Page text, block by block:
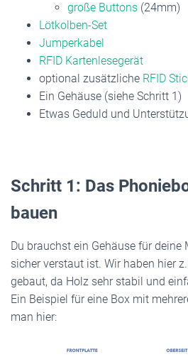
große Buttons (24mm)
Lötkolben-Set
Jumperkabel
RFID Kartenlesegerät
optional zusätzliche RFID
Ein Gehäuse (siehe Schritt 1)
Etwas Geduld und
Schritt 1: Das
bauen
Du brauchst ein Gehäuse für
sicher verstaut ist. Wir haben hier
gebaut, da Holz sehr stabil und
Ein Beispiel für eine Box mit
man hier: